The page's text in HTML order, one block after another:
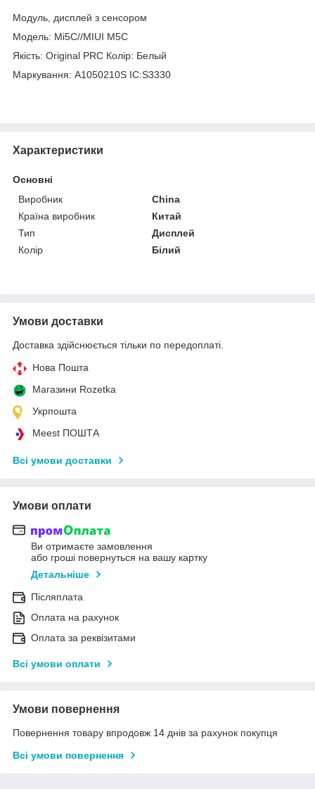
Модуль, дисплей з сенсором
Модель: Mi5C//MIUI M5C
Якість: Original PRC Колір: Белый
Маркування: A1050210S IC:S3330
Характеристики
Основні
Виробник
China
Країна виробник
Китай
Тип
Дисплей
Колір
Білий
Умови доставки
Доставка здійснюється тільки по передоплаті.
Нова Пошта
Магазини Rozetka
Укрпошта
Meest ПОШТА
Всі умови доставки
Умови оплати
Ви отримаєте замовлення
або гроші повернуться на вашу картку
Детальніше
Післяплата
Оплата на рахунок
Оплата за реквізитами
Всі умови оплати
Умови повернення
Повернення товару впродовж 14 днів за рахунок покупця
Всі умови повернення